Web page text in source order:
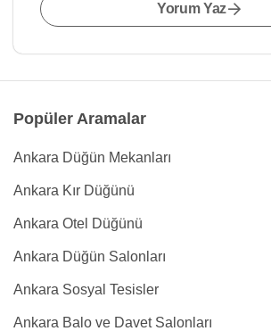
Yorum Yaz
Popüler Aramalar
Ankara Düğün Mekanları
Ankara Kır Düğünü
Ankara Otel Düğünü
Ankara Düğün Salonları
Ankara Sosyal Tesisler
Ankara Balo ve Davet Salonları